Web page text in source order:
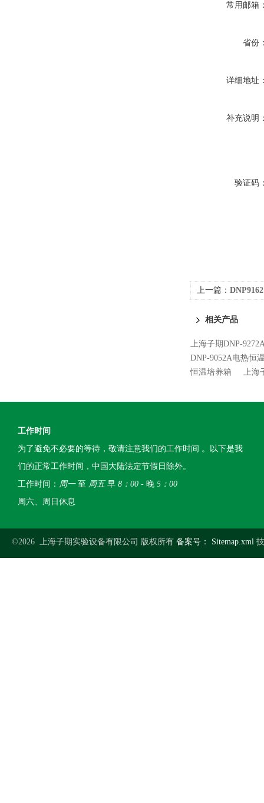
常用邮箱
省份
详细地址
补充说明
验证码
上一篇：
相关产品
上海子期DNP-
DNP-9052A电热恒
恒温培养箱
上海
工作时间
为了避免不必要的等待，敬请注意我们的工作时间 。以下是我
们的正常工作时间，中国大陆法定节假日除外。
工作时间： 周一至 周五早 8：00 - 晚 5：00
周六、周日休息
©2026 上海子期实验设备有限公司 版权所有 备案号： Sitemap.xml